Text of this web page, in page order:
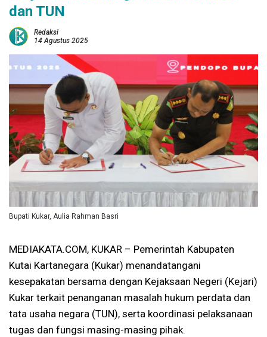
dan TUN
Redaksi
14 Agustus 2025
Bupati Kukar, Aulia Rahman Basri
MEDIAKATA.COM, KUKAR – Pemerintah Kabupaten
Kutai Kartanegara (Kukar) menandatangani
kesepakatan bersama dengan Kejaksaan Negeri (Kejari)
Kukar terkait penanganan masalah hukum perdata dan
tata usaha negara (TUN), serta koordinasi pelaksanaan
tugas dan fungsi masing-masing pihak.